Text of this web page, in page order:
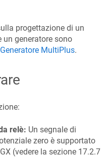
progettazione di un
un generatore sono
MultiPlus.
relè: Un segnale di
zero è supportato
(vedere la sezione 17.2.7